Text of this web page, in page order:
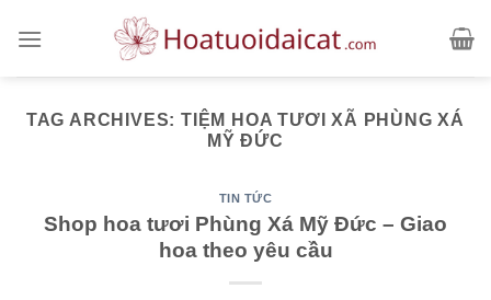
TAG ARCHIVES:TIỆM HOA TƯƠI XÃ PHÙNG XÁ
MỸ ĐỨC
TIN TỨC
Shop hoa tươi Phùng Xá Mỹ Đức – Giao
hoa theo yêu cầu